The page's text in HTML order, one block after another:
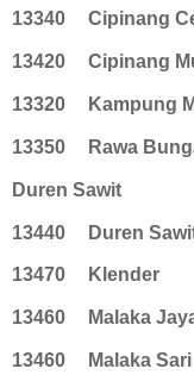
13340 Cipinang
13420 Cipinang
13320 Kampung
13350 Rawa
Duren Sawit
13440 Duren
13470 Klender
13460 Malaka
13460 Malaka Sari